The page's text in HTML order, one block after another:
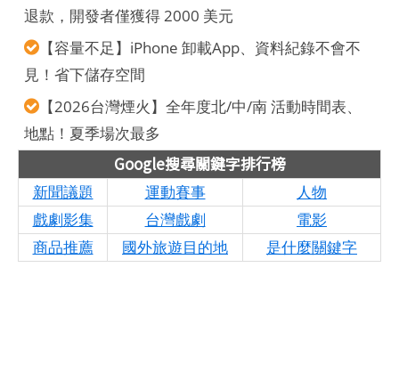
退款，開發者僅獲得 2000 美元
【容量不足】iPhone 卸載App、資料紀錄不會不
見！省下儲存空間
【2026台灣煙火】全年度北/中/南 活動時間表、
地點！夏季場次最多
Google搜尋關鍵字排行榜
新聞議題 運動賽事
人物
戲劇影集
台灣戲劇
電影
商品推薦
國外旅遊目的地 是什麼關鍵字